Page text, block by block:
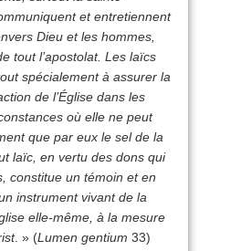
et entretiennent
Dieu et les hommes,
tout l’apostolat. Les laïcs
spécialement à assurer la
de l’Église dans les
où elle ne peut
que par eux le sel de la
laïc, en vertu des dons qui
constitue un témoin et en
instrument vivant de la
elle-même, à la mesure
. » (Lumen gentium 33)